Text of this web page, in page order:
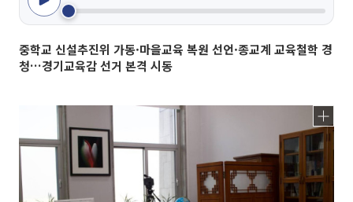
중학교 신설추진위 가동·마을교육 복원 선언·종교계 교육철학 경
청…경기교육감 선거 본격 시동